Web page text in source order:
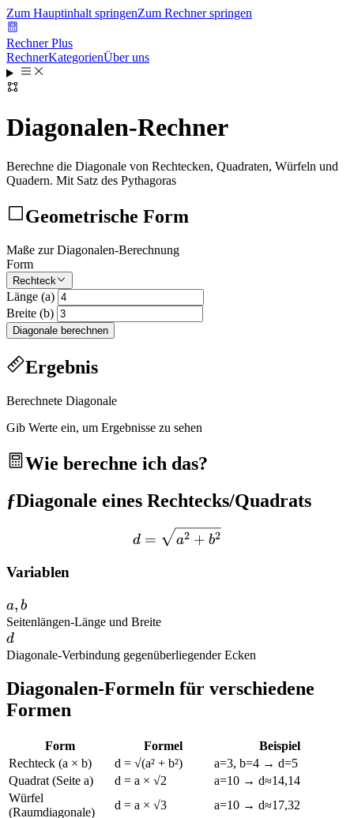
Zum Hauptinhalt springenZum Rechner springen
Rechner Plus
RechnerKategorienÜber uns
Diagonalen-Rechner
Berechne die Diagonale von Rechtecken, Quadraten, Würfeln und
Quadern. Mit Satz des Pythagoras
Geometrische Form
Maße zur Diagonalen-Berechnung
Form
Rechteck
Länge (a)
Breite (b)
Diagonale berechnen
Ergebnis
Berechnete Diagonale
Gib Werte ein, um Ergebnisse zu sehen
Wie berechne ich das?
ƒDiagonale eines Rechtecks/Quadrats
d = \sqrt{a^2 + b^2}
d = a2 + b2
Variablen
a,
b
a, b
Seitenlängen-Länge und Breite
d
d
Diagonale-Verbindung gegenüberliegender Ecken
Diagonalen-Formeln für verschiedene
Formen
Form Formel
Beispiel
Rechteck (a × b)
d = √(a² + b²)
a=3, b=4 → d=5
Quadrat (Seite a)
d = a × √2
a=10 → d≈14,14
Würfel
(Raumdiagonale)
d = a × √3
a=10 → d≈17,32